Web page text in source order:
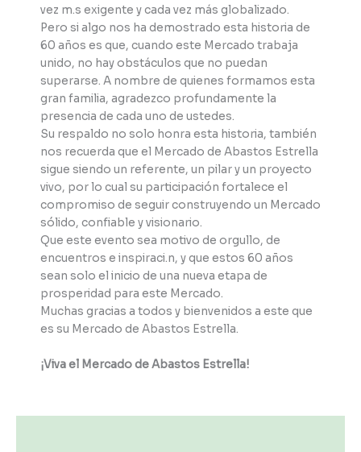
vez m.s exigente y cada vez más globalizado.
Pero si algo nos ha demostrado esta historia de
60 años es que, cuando este Mercado trabaja
unido, no hay obstáculos que no puedan
superarse. A nombre de quienes formamos esta
gran familia, agradezco profundamente la
presencia de cada uno de ustedes.
Su respaldo no solo honra esta historia, también
nos recuerda que el Mercado de Abastos Estrella
sigue siendo un referente, un pilar y un proyecto
vivo, por lo cual su participación fortalece el
compromiso de seguir construyendo un Mercado
sólido, confiable y visionario.
Que este evento sea motivo de orgullo, de
encuentros e inspiraci.n, y que estos 60 años
sean solo el inicio de una nueva etapa de
prosperidad para este Mercado.
Muchas gracias a todos y bienvenidos a este que
es su Mercado de Abastos Estrella.
¡Viva el Mercado de Abastos Estrella!